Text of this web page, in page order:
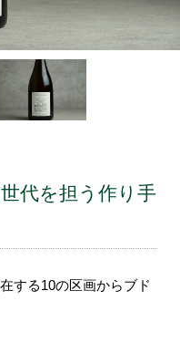
代を担う作り手
する10の区画からブド